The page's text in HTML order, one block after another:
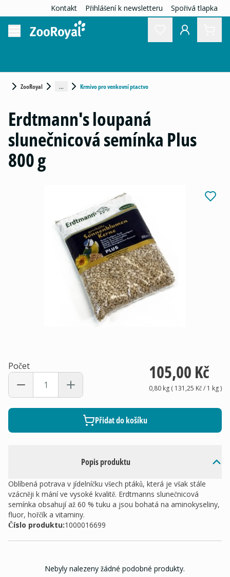
Kontakt Přihlášení k newsletteru Spořivá tlapka
ZooRoyal ... Krmivo pro venkovní ptactvo
Popis produktu
Oblíbená potrava v jídelníčku všech ptáků, která je však stále
vzácněji k mání ve vysoké kvalitě. Erdtmanns slunečnicová
semínka obsahují až 60 % tuku a jsou bohatá na aminokyseliny,
fluor, hořčík a vitaminy.
Číslo produktu:1000016699
Erdtmann's loupaná
slunečnicová semínka Plus
800 g
Počet 105,00 Kč
0,80 kg( 131,25 Kč/ 1 kg)
Přidat do košíku
Nebyly nalezeny žádné podobné produkty.